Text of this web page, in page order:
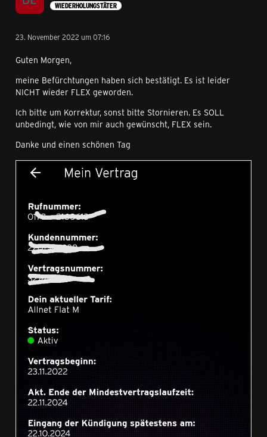
WIEDERHOLUNGSTÄTER
23. November 2022 um 07:16
Guten Morgen,
meine Befürchtungen haben sich bestätigt. Es ist leider
NICHT wieder FLEX geworden.
Ich bitte um Korrektur, sonst bitte Stornieren. Es SOLL
unbedingt, wie von mir auch gewünscht, FLEX sein.
Danke und einen schönen Tag